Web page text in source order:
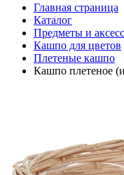
Главная страница
Каталог
Предметы и
Кашпо для цветов
Плетеные кашпо
Кашпо плетеное